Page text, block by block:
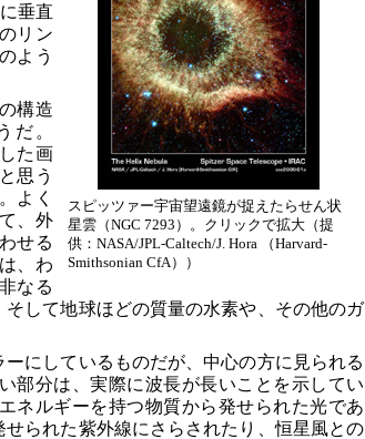
スピッツァー宇宙望遠鏡が捉えたらせん状
星雲（NGC 7293）。クリックで拡大（提
供：NASA/JPL-Caltech/J. Hora （Harvard-
Smithsonian CfA））
垂直
リン
よう
構造
だ。
た画
思う
よく
、外
せる
、わ
なる
して地球ほどの質量の水素や、その他のガ
にしているものだが、中心の方に見られる
部分は、実際に波長が長いことを示してい
ネルギーを持つ物質から発せられた光であ
られた紫外線にさらされたり、恒星風との